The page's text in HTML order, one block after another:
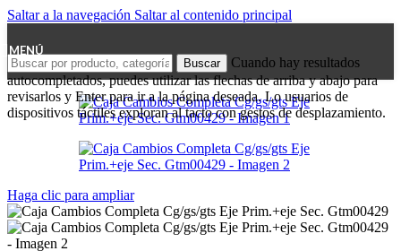
Saltar a la navegación Saltar al contenido principal
MENÚ
Buscar
Cuando hay resultados
autocompletados, puedes utilizar las flechas de arriba y abajo para
revisarlos y Enter para ir a la página deseada. Lo usuarios de
dispositivos táctiles exploran al tacto con gestos de desplazamiento.
Haga clic para ampliar